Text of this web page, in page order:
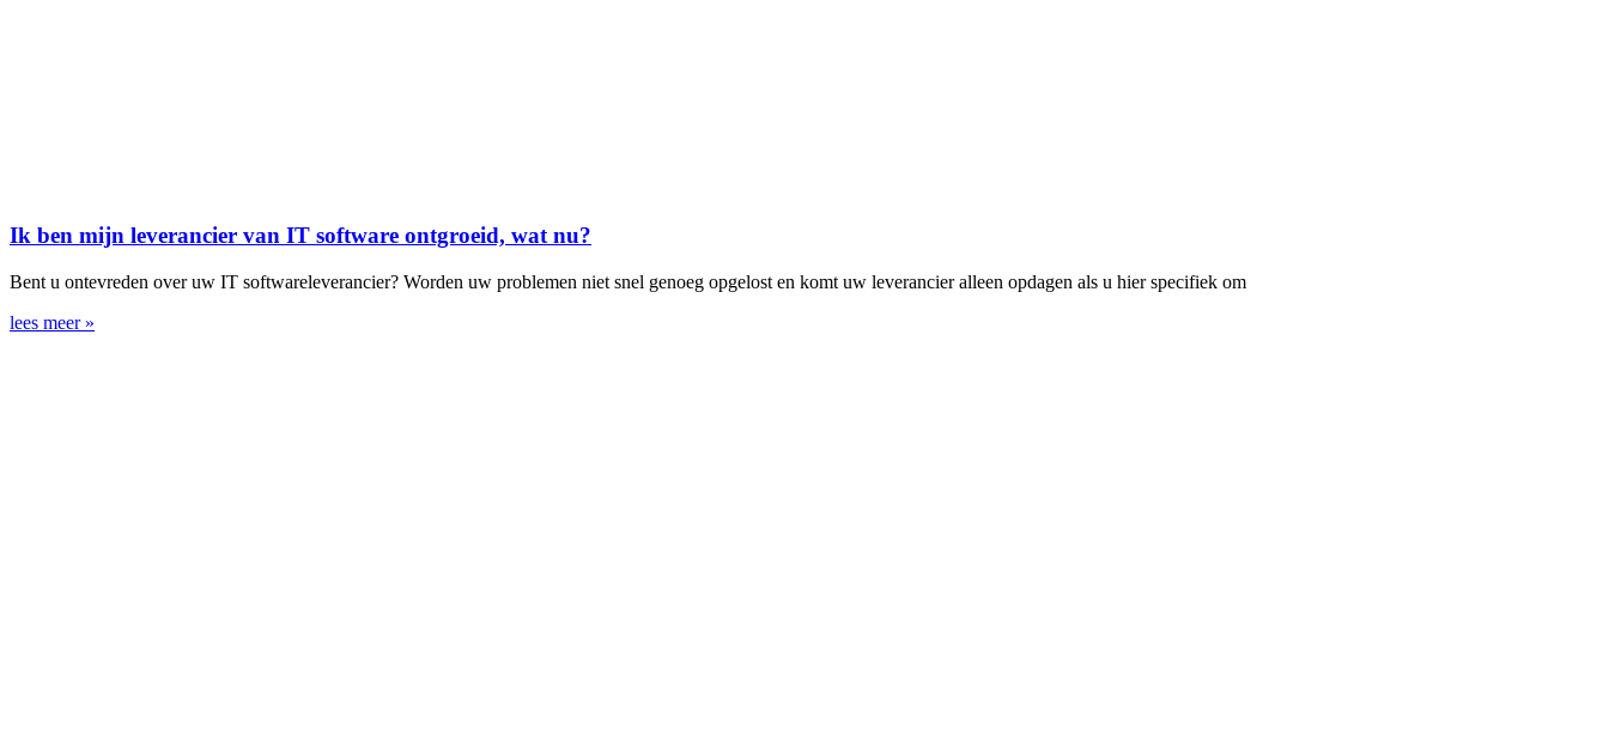
Ik ben mijn leverancier van IT software ontgroeid, wat nu?
Bent u ontevreden over uw IT softwareleverancier? Worden uw problemen niet snel genoeg opgelost en komt uw leverancier alleen opdagen als u hier specifiek om
lees meer »